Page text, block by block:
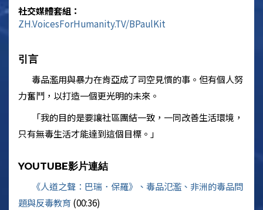
社交媒體套組：
ZH.VoicesForHumanity.TV/BPaulKit
引言
毒品濫用與暴力在肯亞成了司空見慣的事。但有個人努
力奮鬥，以打造一個更光明的未來。
「我的目的是要讓社區團結一致，一同改善生活環境，
只有無毒生活才能達到這個目標。」
YOUTUBE影片連結
《人道之聲：巴瑞．保羅》、毒品氾濫、非洲的毒品問
題與反毒教育(00:36)